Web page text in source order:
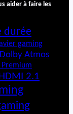
aider à faire les
durée
gaming
Dolby Atmos
Premium
2.1